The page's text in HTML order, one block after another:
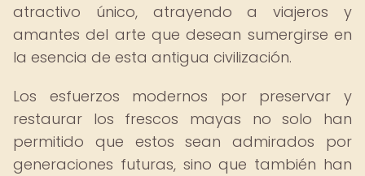
atractivo único, atrayendo a viajeros y
amantes del arte que desean sumergirse en
la esencia de esta antigua civilización.
Los esfuerzos modernos por preservar y
restaurar los frescos mayas no solo han
permitido que estos sean admirados por
generaciones futuras, sino que también han